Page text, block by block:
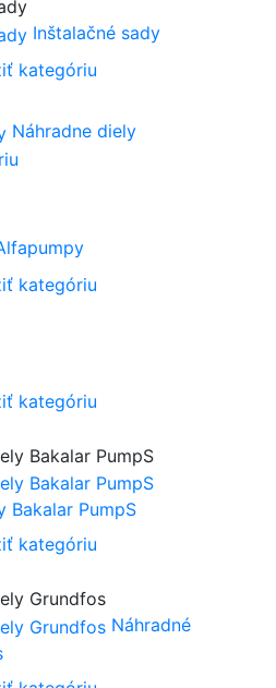
Inštalačné sady
kategóriu
Náhradne diely
kategóriu
kategóriu
Bakalar PumpS
kategóriu
Náhradné